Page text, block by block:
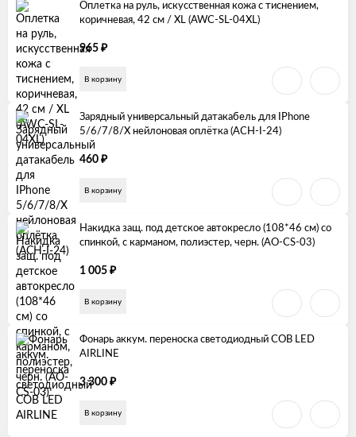
Оплетка на руль, искусственная кожа с тиснением,
коричневая, 42 см / XL (AWC-SL-04XL)
965 ₽
В корзину
Зарядный универсальный датакабель для IPhone
5/6/7/8/X нейлоновая оплётка (ACH-I-24)
460 ₽
В корзину
Накидка защ. под детское автокресло (108*46 см) со
спинкой, с карманом, полиэстер, черн. (AO-CS-03)
1 005 ₽
В корзину
Фонарь аккум. переноска светодиодный COB LED
AIRLINE
3 300 ₽
В корзину